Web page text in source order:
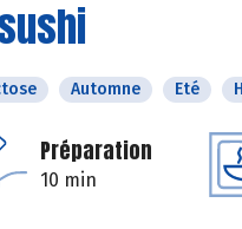
Automne Eté
Préparation
10 min